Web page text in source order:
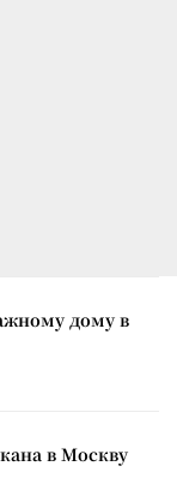
дому в
в Москву